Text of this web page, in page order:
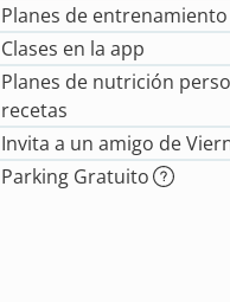
Planes de
Clases en la app
Planes de nutrición
recetas
Invita a un amigo de
Parking Gratuito